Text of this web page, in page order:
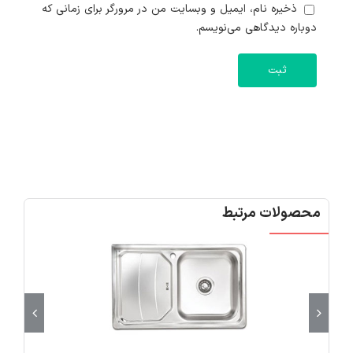
ذخیره نام، ایمیل و وبسایت من در مرورگر برای زمانی که
دوباره دیدگاهی می‌نویسم.
محصولات مرتبط